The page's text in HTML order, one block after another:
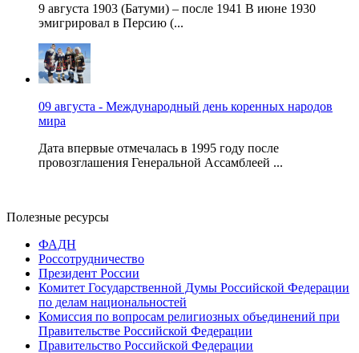
9 августа 1903 (Батуми) – после 1941 В июне 1930
эмигрировал в Персию (...
09 августа - Международный день коренных народов
мира
Дата впервые отмечалась в 1995 году после
провозглашения Генеральной Ассамблеей ...
Полезные ресурсы
ФАДН
Россотрудничество
Президент России
Комитет Государственной Думы Российской Федерации
по делам национальностей
Комиссия по вопросам религиозных объединений при
Правительстве Российской Федерации
Правительство Российской Федерации